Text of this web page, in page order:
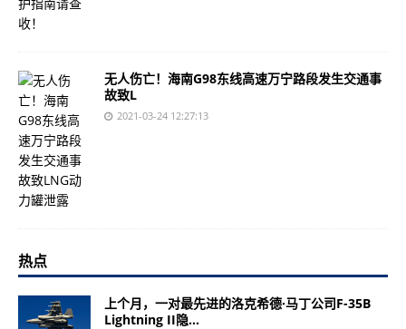
无人伤亡！海南G98东线高速万宁路段发生交通事
故致L
2021-03-24 12:27:13
热点
上个月，一对最先进的洛克希德·马丁公司F-35B
Lightning II隐...